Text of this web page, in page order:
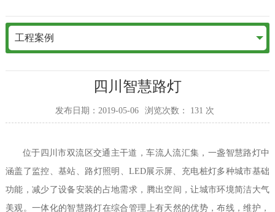
工程案例
四川智慧路灯
发布日期：2019-05-06 浏览次数： 131 次
位于四川市双流区交通主干道，车流人流汇集，一盏智慧路灯中
涵盖了监控、基站、路灯照明、LED展示屏、充电桩灯多种城市基础
功能，减少了设备安装的占地需求，腾出空间，让城市环境简洁大气
美观。一体化的智慧路灯在综合管理上有天然的优势，布线，维护，